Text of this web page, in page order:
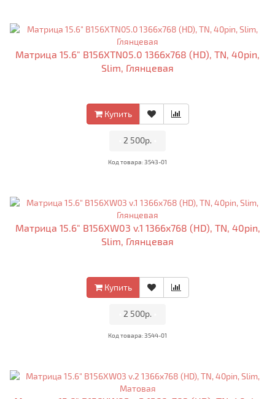
Матрица 15.6" B156XTN05.0 1366x768 (HD), TN, 40pin,
Slim, Глянцевая
Купить
2 500р.
Код товара: 3543-01
Матрица 15.6" B156XW03 v.1 1366x768 (HD), TN, 40pin,
Slim, Глянцевая
Купить
2 500р.
Код товара: 3544-01